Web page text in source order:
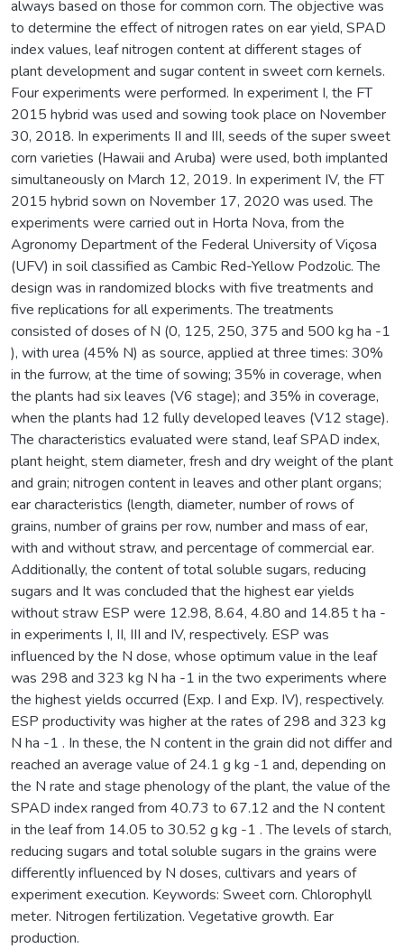
always based on those for common corn. The objective was
to determine the effect of nitrogen rates on ear yield, SPAD
index values, leaf nitrogen content at different stages of
plant development and sugar content in sweet corn kernels.
Four experiments were performed. In experiment I, the FT
2015 hybrid was used and sowing took place on November
30, 2018. In experiments II and III, seeds of the super sweet
corn varieties (Hawaii and Aruba) were used, both implanted
simultaneously on March 12, 2019. In experiment IV, the FT
2015 hybrid sown on November 17, 2020 was used. The
experiments were carried out in Horta Nova, from the
Agronomy Department of the Federal University of Viçosa
(UFV) in soil classified as Cambic Red-Yellow Podzolic. The
design was in randomized blocks with five treatments and
five replications for all experiments. The treatments
consisted of doses of N (0, 125, 250, 375 and 500 kg ha -1
), with urea (45% N) as source, applied at three times: 30%
in the furrow, at the time of sowing; 35% in coverage, when
the plants had six leaves (V6 stage); and 35% in coverage,
when the plants had 12 fully developed leaves (V12 stage).
The characteristics evaluated were stand, leaf SPAD index,
plant height, stem diameter, fresh and dry weight of the plant
and grain; nitrogen content in leaves and other plant organs;
ear characteristics (length, diameter, number of rows of
grains, number of grains per row, number and mass of ear,
with and without straw, and percentage of commercial ear.
Additionally, the content of total soluble sugars, reducing
sugars and It was concluded that the highest ear yields
without straw ESP were 12.98, 8.64, 4.80 and 14.85 t ha -
in experiments I, II, III and IV, respectively. ESP was
influenced by the N dose, whose optimum value in the leaf
was 298 and 323 kg N ha -1 in the two experiments where
the highest yields occurred (Exp. I and Exp. IV), respectively.
ESP productivity was higher at the rates of 298 and 323 kg
N ha -1 . In these, the N content in the grain did not differ and
reached an average value of 24.1 g kg -1 and, depending on
the N rate and stage phenology of the plant, the value of the
SPAD index ranged from 40.73 to 67.12 and the N content
in the leaf from 14.05 to 30.52 g kg -1 . The levels of starch,
reducing sugars and total soluble sugars in the grains were
differently influenced by N doses, cultivars and years of
experiment execution. Keywords: Sweet corn. Chlorophyll
meter. Nitrogen fertilization. Vegetative growth. Ear
production.